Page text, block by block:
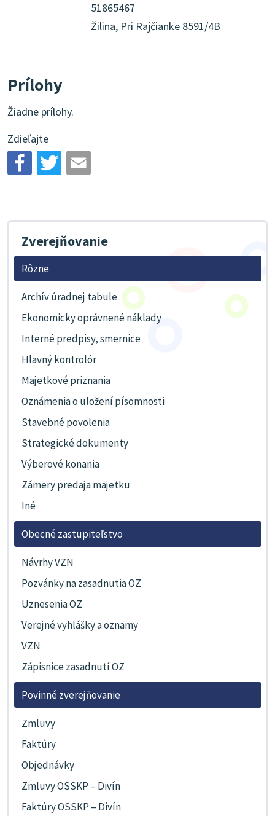
51865467
Žilina, Pri Rajčianke 8591/4B
Prílohy
Žiadne prílohy.
Zdieľajte
Zverejňovanie
Rôzne
Archív úradnej tabule
Ekonomicky oprávnené náklady
Interné predpisy, smernice
Hlavný kontrolór
Majetkové priznania
Oznámenia o uložení písomnosti
Stavebné povolenia
Strategické dokumenty
Výberové konania
Zámery predaja majetku
Iné
Obecné zastupiteľstvo
Návrhy VZN
Pozvánky na zasadnutia OZ
Uznesenia OZ
Verejné vyhlášky a oznamy
VZN
Zápisnice zasadnutí OZ
Povinné zverejňovanie
Zmluvy
Faktúry
Objednávky
Zmluvy OSSKP – Divín
Faktúry OSSKP – Divín